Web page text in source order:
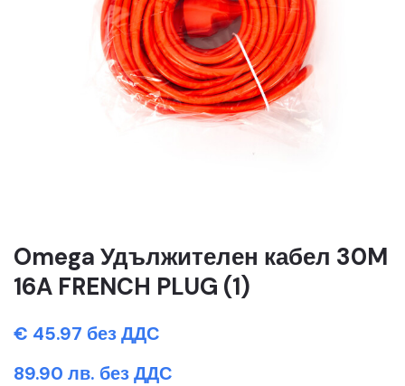
Omega Удължителен кабел 30M
16A FRENCH PLUG (1)
€ 45.97 без ДДС
89.90 лв. без ДДС